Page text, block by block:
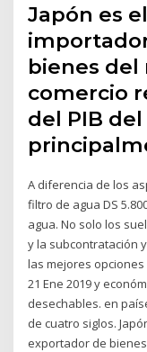
Japón es
bienes del
comercio
del PIB
A diferencia de los
filtro de agua DS
agua. No solo los
y la subcontratación
las mejores
21 Ene 2019 y
desechables. en
de cuatro siglos.
exportador de